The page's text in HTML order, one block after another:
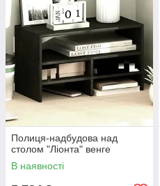
Полиця-надбудова над
столом "Ліонта" венге
В наявності